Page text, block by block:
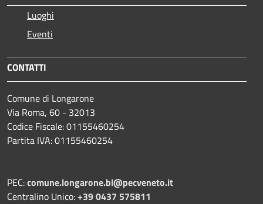
Luoghi
Eventi
CONTATTI
Comune di Longarone
Via Roma, 60 - 32013
Codice Fiscale: 01155460254
Partita IVA: 01155460254
PEC:comune.longarone.bl@pecveneto.it
Centralino Unico:+39 0437 575811